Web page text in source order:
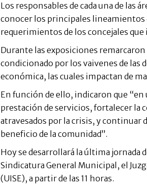
Los responsables de cada una de las
conocer los principales lineamientos
requerimientos de los concejales
Durante las exposiciones
condicionado por los vaivenes de las
económica, las cuales impactan de
En función de ello, indicaron que
prestación de servicios, fortalecer la
atravesados por la crisis, y continuar
beneficio de la comunidad”.
Hoy se desarrollará la última jornada
Sindicatura General Municipal, el
(UISE), a partir de las 11 horas.